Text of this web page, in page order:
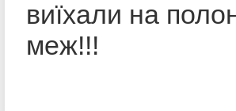
виїхали на
меж!!!